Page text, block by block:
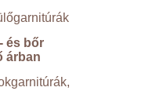
és bőr
árban